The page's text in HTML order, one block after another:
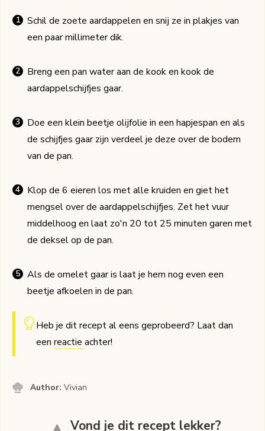
Schil de zoete aardappelen en snij ze in plakjes van
een paar millimeter dik.
Breng een pan water aan de kook en kook de
aardappelschijfjes gaar.
Doe een klein beetje olijfolie in een hapjespan en als
de schijfjes gaar zijn verdeel je deze over de bodem
van de pan.
Klop de 6 eieren los met alle kruiden en giet het
mengsel over de aardappelschijfjes. Zet het vuur
middelhoog en laat zo'n 20 tot 25 minuten garen met
de deksel op de pan.
Als de omelet gaar is laat je hem nog even een
beetje afkoelen in de pan.
Heb je dit recept al eens geprobeerd? Laat dan
een reactie achter!
Author:Vivian
Vond je dit recept lekker?